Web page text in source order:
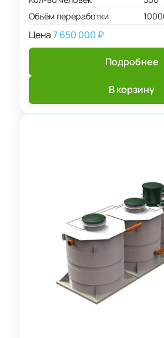
Объём переработки
Цена7 650 000 ₽
Подробнее
В корзину